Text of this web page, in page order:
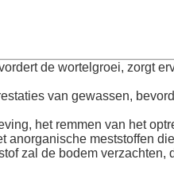
de wortelgroei, zorgt
van gewassen,
het remmen van het
anorganische meststoffen
zal de bodem